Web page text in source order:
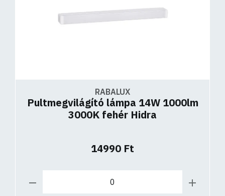
RABALUX
Pultmegvilágító lámpa 14W 1000lm
3000K fehér Hidra
14990 Ft